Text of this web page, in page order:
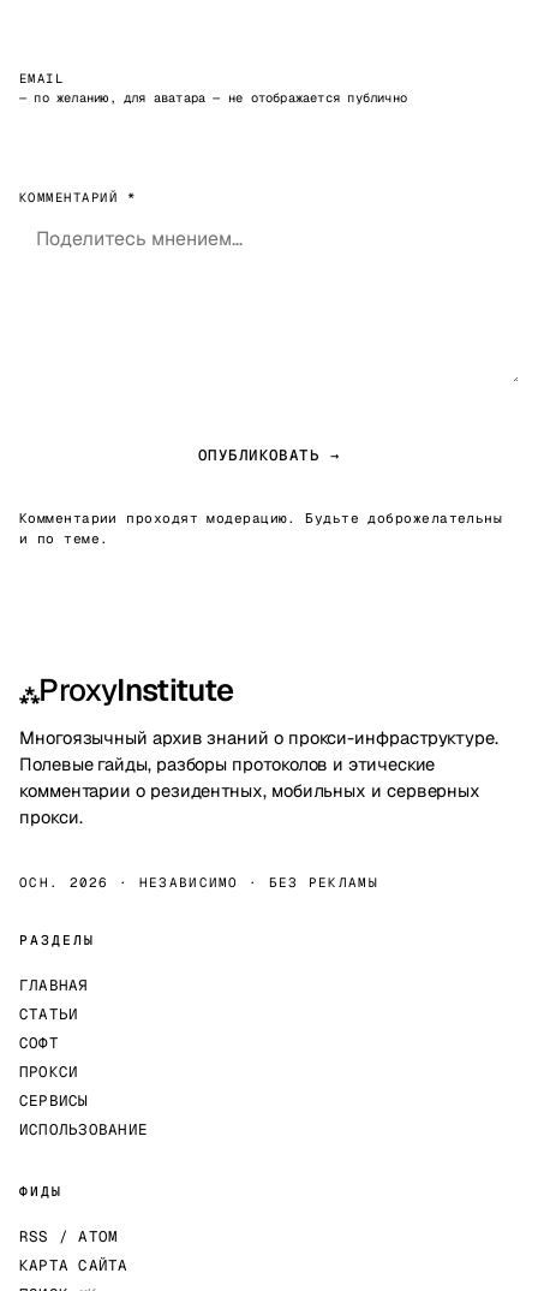
EMAIL
— по желанию, для аватара — не отображается публично
КОММЕНТАРИЙ *
ОПУБЛИКОВАТЬ →
Комментарии проходят модерацию. Будьте доброжелательны
и по теме.
⁂ProxyInstitute
Многоязычный архив знаний о прокси-инфраструктуре.
Полевые гайды, разборы протоколов и этические
комментарии о резидентных, мобильных и серверных
прокси.
ОСН. 2026 · НЕЗАВИСИМО · БЕЗ РЕКЛАМЫ
РАЗДЕЛЫ
ГЛАВНАЯ
СТАТЬИ
СОФТ
ПРОКСИ
СЕРВИСЫ
ИСПОЛЬЗОВАНИЕ
ФИДЫ
RSS / ATOM
КАРТА САЙТА